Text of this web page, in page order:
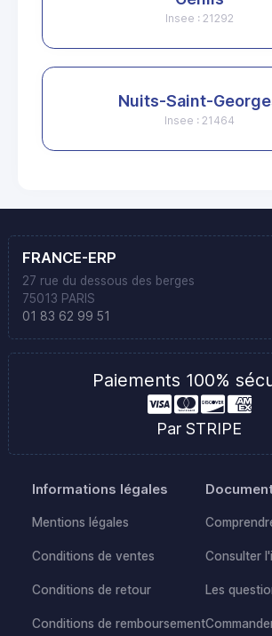
Insee : 21292
Nuits-Saint-
Insee : 21464
FRANCE-ERP
27 rue du dessous des berges
75013 PARIS
01 83 62 99 51
Paiements 100%
Par STRIPE
Informations légales
Mentions légales
Conditions de ventes
Conditions de retour
Conditions de remboursement
Consulter
Les